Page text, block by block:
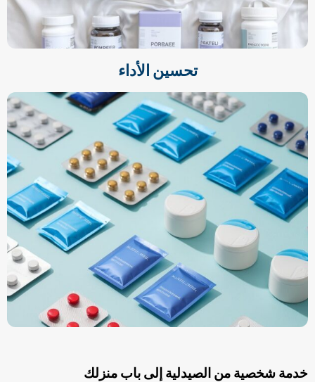
تحسين الأداء
خدمة شخصية من الصيدلية إلى باب منزلك